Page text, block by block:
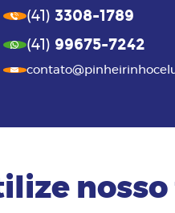
(41) 3308-1789
(41) 99675-7242